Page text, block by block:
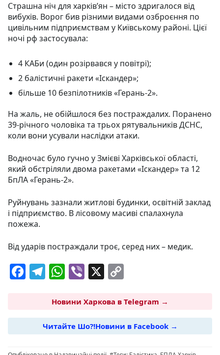
Страшна ніч для харківʼян – місто здригалося від
вибухів. Ворог бив різними видами озброєння по
цивільним підприємствам у Київському районі. Цієї
ночі рф застосувала:
4 КАБи (один розірвався у повітрі);
2 балістичні ракети «Іскандер»;
більше 10 безпілотників «Герань-2».
На жаль, не обійшлося без постраждалих. Поранено
39-річного чоловіка та трьох рятувальників ДСНС,
коли вони усували наслідки атаки.
Водночас було гучно у Змієві Харківської області,
який обстріляли двома ракетами «Іскандер» та 12
БпЛА «Герань-2».
Руйнувань зазнали житлові будинки, освітній заклад
і підприємство. В лісовому масиві спалахнула
пожежа.
Від ударів постраждали троє, серед них – медик.
F
e
b
o
T
e
g
ra
m
W
at
s
A
p
Vi
er
X
p
y
Li
n
Новини Харкова в Telegram →
Читайте Шо?!Новини в Facebook →